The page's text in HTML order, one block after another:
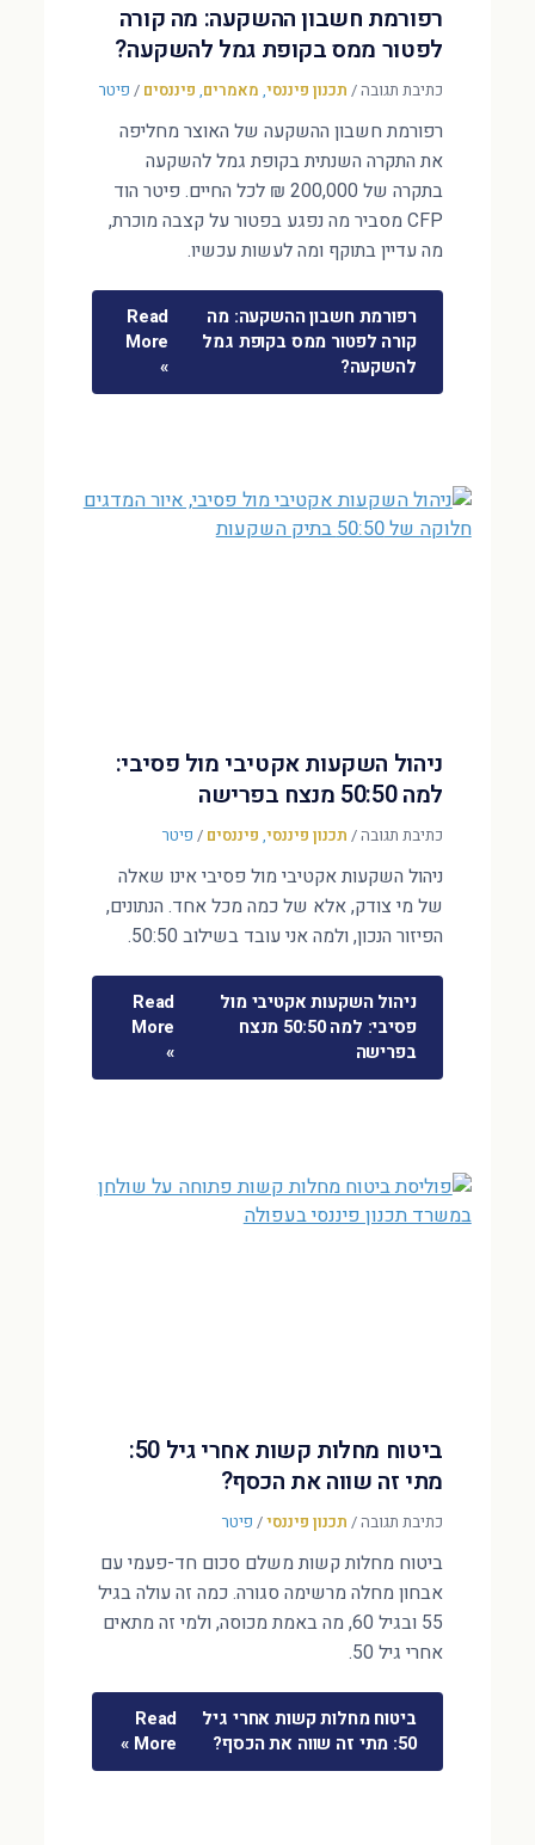
רפורמת חשבון ההשקעה: מה קורה
לפטור ממס בקופת גמל להשקעה?
כתיבת תגובה/ תכנון פיננסי, מאמרים, פיננסים / פיטר
רפורמת חשבון ההשקעה של האוצר מחליפה
את התקרה השנתית בקופת גמל להשקעה
בתקרה של 200,000 ₪ לכל החיים. פיטר הוד
CFP מסביר מה נפגע בפטור על קצבה מוכרת,
מה עדיין בתוקף ומה לעשות עכשיו.
רפורמת חשבון ההשקעה: מה
קורה לפטור ממס בקופת גמל
להשקעה?
Read
More
»
ניהול השקעות אקטיבי מול פסיבי:
למה 50:50 מנצח בפרישה
כתיבת תגובה/ תכנון פיננסי, פיננסים / פיטר
ניהול השקעות אקטיבי מול פסיבי אינו שאלה
של מי צודק, אלא של כמה מכל אחד. הנתונים,
הפיזור הנכון, ולמה אני עובד בשילוב 50:50.
ניהול השקעות אקטיבי מול
פסיבי: למה 50:50 מנצח
בפרישה
Read
More
»
ביטוח מחלות קשות אחרי גיל 50:
מתי זה שווה את הכסף?
כתיבת תגובה/ תכנון פיננסי/ פיטר
ביטוח מחלות קשות משלם סכום חד-פעמי עם
אבחון מחלה מרשימה סגורה. כמה זה עולה בגיל
55 ובגיל 60, מה באמת מכוסה, ולמי זה מתאים
אחרי גיל 50.
ביטוח מחלות קשות אחרי גיל
50: מתי זה שווה את הכסף?
Read
More »